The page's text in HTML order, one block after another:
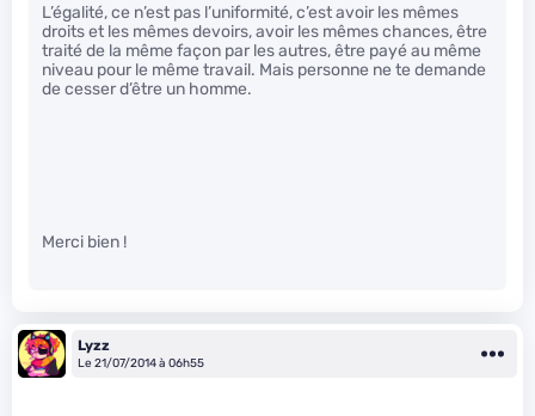
L’égalité, ce n’est pas l’uniformité, c’est avoir les mêmes
droits et les mêmes devoirs, avoir les mêmes chances, être
traité de la même façon par les autres, être payé au même
niveau pour le même travail. Mais personne ne te demande
de cesser d’être un homme.
Merci bien !
Lyzz
Le 21/07/2014 à 06h55